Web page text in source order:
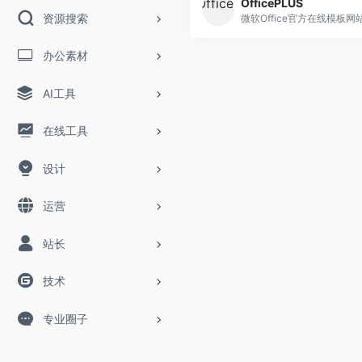
资源搜索
办公素材
AI工具
在线工具
设计
运营
站长
技术
专业圈子
OfficePLUS
微软Office官方在线模板网